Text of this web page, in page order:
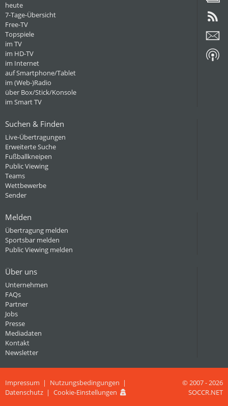
heute
7-Tage-Übersicht
Free-TV
Topspiele
im TV
im HD-TV
im Internet
auf Smartphone/Tablet
im (Web-)Radio
über Box/Stick/Konsole
im Smart TV
Suchen & Finden
Live-Übertragungen
Erweiterte Suche
Fußballkneipen
Public Viewing
Teams
Wettbewerbe
Sender
Melden
Übertragung melden
Sportsbar melden
Public Viewing melden
Über uns
Unternehmen
FAQs
Partner
Jobs
Presse
Mediadaten
Kontakt
Newsletter
Impressum
Nutzungsbedingungen
Datenschutz
Cookie-Einstellungen
© 2007 - 2026
SOCCR.NET